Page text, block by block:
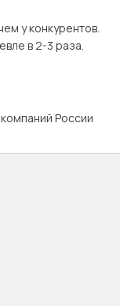
у конкурентов.
в 2-3 раза.
России